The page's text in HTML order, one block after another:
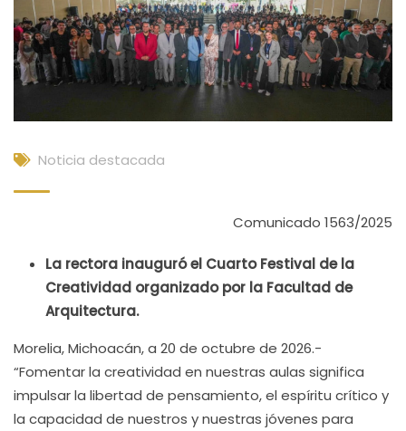
Noticia destacada
Comunicado 1563/2025
La rectora inauguró el Cuarto Festival de la
Creatividad organizado por la Facultad de
Arquitectura.
Morelia, Michoacán, a 20 de octubre de 2026.-
“Fomentar la creatividad en nuestras aulas significa
impulsar la libertad de pensamiento, el espíritu crítico y
la capacidad de nuestros y nuestras jóvenes para